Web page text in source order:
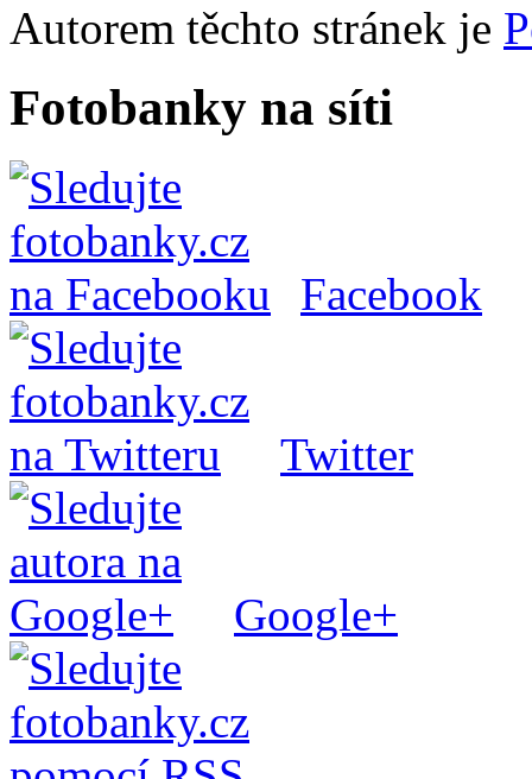
Autorem těchto stránek je
Fotobanky na síti
Facebook
Twitter
Google+